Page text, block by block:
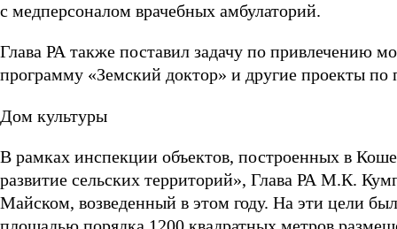
с медперсоналом врачебных амбулаторий.
Глава РА также поставил задачу по привлечению
программу «Земский доктор» и другие проекты
Дом культуры
В рамках инспекции объектов, построенных в
развитие сельских территорий», Глава РА М.К.
Майском, возведенный в этом году. На эти цели